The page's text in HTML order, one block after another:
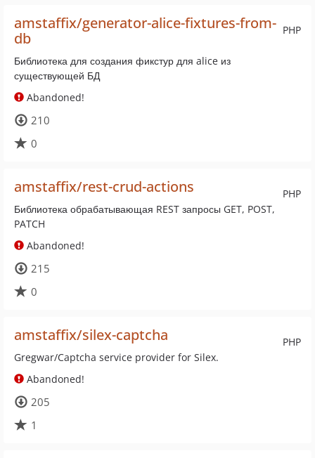
PHP
amstaffix/generator-alice-fixtures-from-
db
Библиотека для создания фикстур для alice из
существующей БД
Abandoned!
210
0
PHP
amstaffix/rest-crud-actions
Библиотека обрабатывающая REST запросы GET, POST,
PATCH
Abandoned!
215
0
PHP
amstaffix/silex-captcha
Gregwar/Captcha service provider for Silex.
Abandoned!
205
1